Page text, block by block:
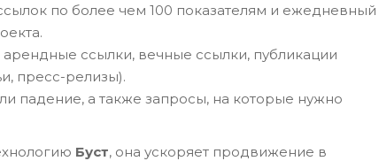
по более чем 100 показателям и ежедневный
ссылки, вечные ссылки, публикации
пресс-релизы).
падение, а также запросы, на которые нужно
Буст, она ускоряет продвижение в